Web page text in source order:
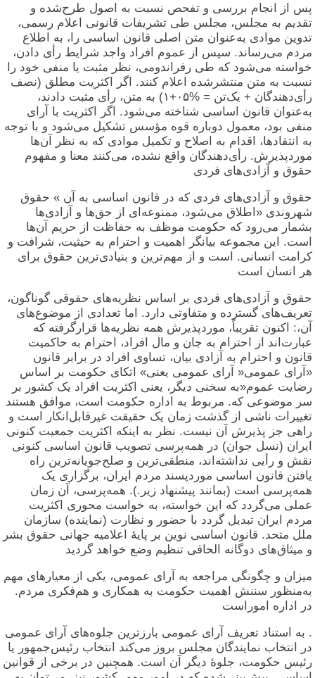
پس از انجام بررسی و تفحص نسبت به اصول طرح‌شده و
تقدیم به مجلس، مجلس طی تشریفات قانونی اعلام رسمی،
تدوین موادی به‌عنوان متن اصلی قانون اساسی را، به اطلاع
مردم می‌رساند. سپس از عموم افراد واجد شرایط رأی دادن،
خواسته می‌شود که طی رفراندومی، نظر مثبت یا منفی خود را
نسبت به متن منتشرشده اعلام کنند. اگر اکثریت مطلق (نصف
رأی‌دهندگان + یک‌تن = %۰۵+۱) به متن، رأی مثبت دادند،
به‌عنوان قانون اساسی شناخته می‌شود. اگر اکثریت با آرای
منفی بود، معمول دوباره قوه مؤسس تشکیل می‌شود و با توجه
به انتقادها، اقدام به اصلاح و تکمیل موادی که به نظر آن‌ها
موردپذیرش. رأی‌دهندگان واقع نشده، می‌کنند معنا و مفهوم
حقوق و آزادی‌های فردی
حقوق و آزادی‌های فردی که در قانون اساسی به آن » حقوق
شهروندی «اطلاق می‌شود، ممنوعه‌ای از حق‌ها و آزادی‌ها
بشمار می‌رود که حکومت موظف به حفاظت از حریم آن‌ها
است. این مجموعه بیانگر اهمیت و احترام به حیثیت، شرافت و
کرامت انسانی. است و از مهم‌ترین و بنیادی‌ترین حقوق برای
هر انسان است
حقوق و آزادی‌های فردی بر اساس نظریه‌های حقوقی گوناگون،
تعریف‌های گسترده و متفاوتی دارد. اما تعدادی از موضوع‌های
آن،: اکنون تقریباً، موردپذیرش همه نظریه‌ها قرارگرفته که
عبارت‌اند از احترام به جان و مال افراد، احترام به حاکمیت
قانون و احترام به آزادی بیان، تساوی افراد در برابر قانون
«آرای عمومی« آرای عمومی یعنی» اتکای حکومت بر اساس
رضایت عموم«به سخنی دیگر، یعنی اکثریت افراد یک کشور بر
سر موضوعی که. مربوط به اداره حکومت است، موافق هستند
تغییرات ناشی از گذشت زمان یک حقیقت غیرقابل‌انکار است و
راهی جز پذیرش آن نیست. نظر به اینکه اکثریت جمعیت کنونی
ایران (نسل جوان) در همه‌پرسی تصویب قانون اساسی کنونی
نقش و رأیی نداشته‌اند، منطقی‌ترین و صلح‌جویانه‌ترین راه
یافتن قانون اساسی موردپسند مردم ایران، برگزاری یک
همه‌پرسی است (بمانند پیشنهاد زیر.). همه‌پرسی، آن زمان
عملی می‌گردد که این خواسته، به خواست محوری اکثریت
مردم ایران تبدیل گردد با حضور و نظارت (نماینده) سازمان
ملل متحد. قانون اساسی نوین بر پایهٔ اعلامیه جهانی حقوق بشر
و میثاق‌های دوگانه الحاقی تنظیم وضع خواهد گردید
میزان و چگونگی مراجعه به آرای عمومی، یکی از معیارهای مهم
به‌منظور سننش اهمیت حکومت به همکاری و هم‌فکری مردم.
در اداره اموراست
. به استناد تعریف آرای عمومی بارزترین جلوه‌های آرای عمومی
در انتخاب نمایندگان مجلس بروز می‌کند انتخاب رئیس‌جمهور یا
رئیس حکومت، جلوهٔ دیگر آن است. همچنین در برخی از قوانین